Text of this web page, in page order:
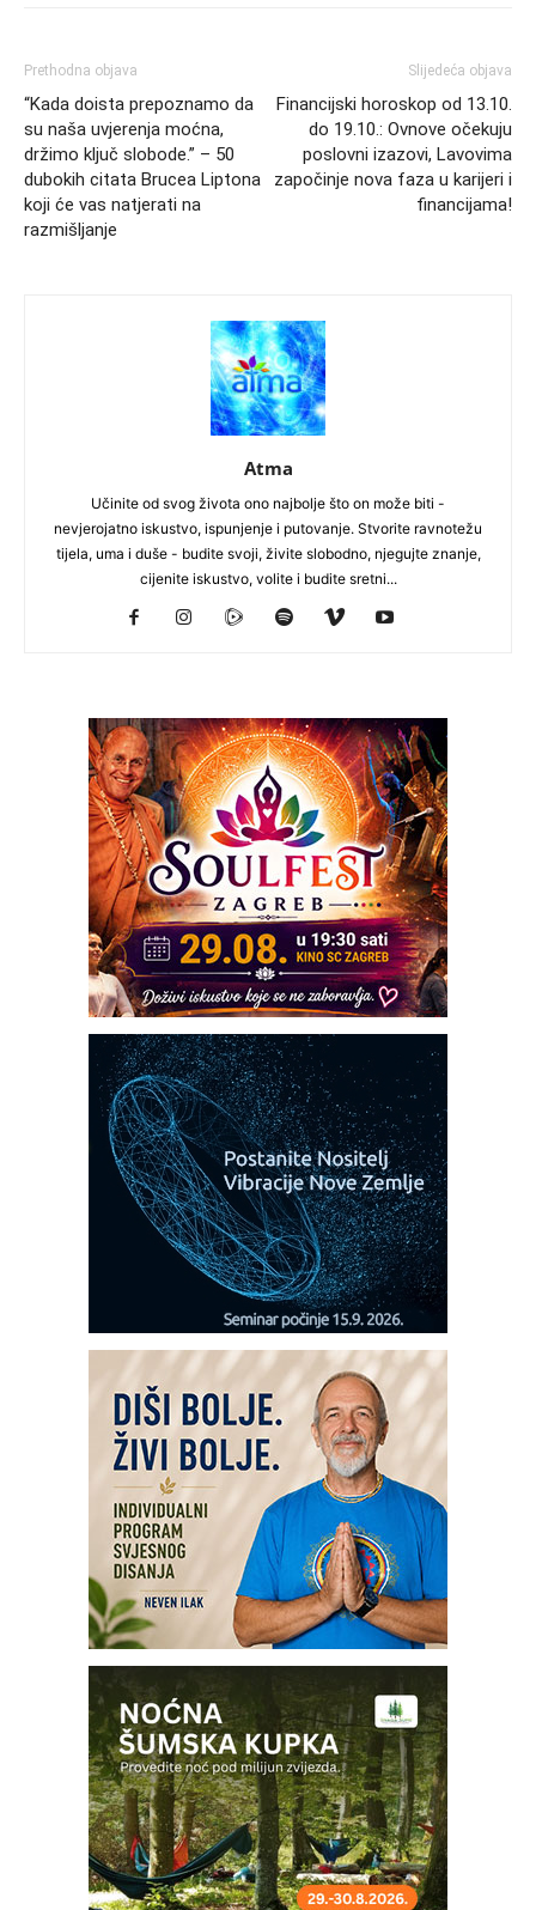
Prethodna objava
“Kada doista prepoznamo da
su naša uvjerenja moćna,
držimo ključ slobode.” – 50
dubokih citata Brucea Liptona
koji će vas natjerati na
razmišljanje
Slijedeća objava
Financijski horoskop od 13.10.
do 19.10.: Ovnove očekuju
poslovni izazovi, Lavovima
započinje nova faza u karijeri i
financijama!
Atma
Učinite od svog života ono najbolje što on može biti -
nevjerojatno iskustvo, ispunjenje i putovanje. Stvorite ravnotežu
tijela, uma i duše - budite svoji, živite slobodno, njegujte znanje,
cijenite iskustvo, volite i budite sretni...